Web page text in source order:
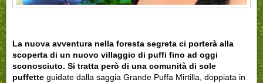
La nuova avventura nella foresta segreta ci porterà alla
scoperta di un nuovo villaggio di puffi fino ad oggi
sconosciuto. Si tratta però di una comunità di sole
puffette guidate dalla saggia Grande Puffa Mirtilla, doppiata in